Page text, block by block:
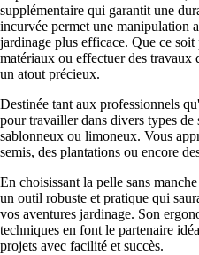
supplémentaire qui garantit une
incurvée permet une manipulation
jardinage plus efficace. Que ce
matériaux ou effectuer des travaux
un atout précieux.
Destinée tant aux professionnels
pour travailler dans divers types
sablonneux ou limoneux. Vous
semis, des plantations ou encore
En choisissant la pelle sans
un outil robuste et pratique qui
vos aventures jardinage. Son
techniques en font le partenaire
projets avec facilité et succès.